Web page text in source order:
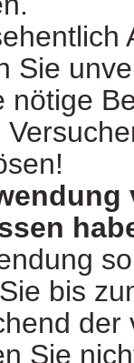
Sie
nötige
bis
der
Sie